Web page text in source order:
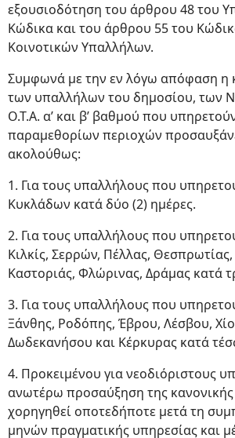
εξουσιοδότηση του άρθρου 48 του
Κώδικα και του άρθρου 55 του
Κοινοτικών Υπαλλήλων.
Συμφωνά με την εν λόγω απόφαση η
των υπαλλήλων του δημοσίου, των
Ο.Τ.Α. α’ και β’ βαθμού που
παραμεθορίων περιοχών
ακολούθως:
1. Για τους υπαλλήλους που
Κυκλάδων κατά δύο (2) ημέρες.
2. Για τους υπαλλήλους που
Κιλκίς, Σερρών, Πέλλας,
Καστοριάς, Φλώρινας, Δράμας κατά
3. Για τους υπαλλήλους που
Ξάνθης, Ροδόπης, Έβρου, Λέσβου,
Δωδεκανήσου και Κέρκυρας κατά
4. Προκειμένου για νεοδιόριστους
ανωτέρω προσαύξηση της κανονικής
χορηγηθεί οποτεδήποτε μετά τη
μηνών πραγματικής υπηρεσίας και